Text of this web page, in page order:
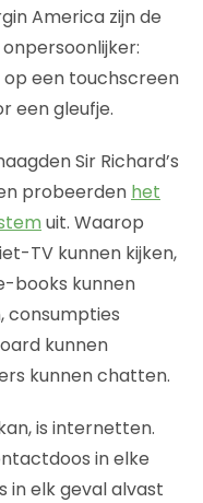
America zijn de
een touchscreen
een gleufje.
Sir Richard’s
probeerden het
uit. Waarop
TV kunnen kijken,
books kunnen
consumpties
kunnen
kunnen chatten.
is internetten.
in elke
in elk geval alvast